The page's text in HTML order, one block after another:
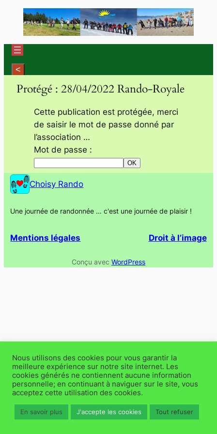
contenu
Protégé : 28/04/2022 Rando-Royale
Cette publication est protégée, merci
de saisir le mot de passe donné par
l’association …
Mot de passe :
Choisy Rando
Une journée de randonnée … c'est une journée de plaisir !
Mentions légales Droit à l’image
Conçu avec WordPress
Nous utilisons des cookies pour vous garantir la
meilleure expérience sur notre site internet. Les
cookies générés ne contiennent aucune information
personnelle; en continuant à naviguer sur le site, vous
acceptez cette utilisation des cookies.
En savoir plus J'accepte les cookies Tout refuser